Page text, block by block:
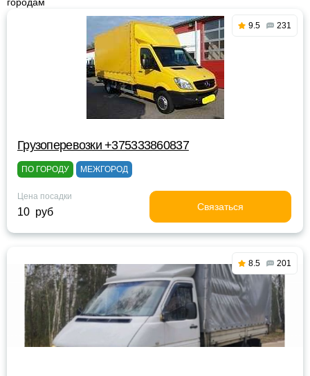
9.5 231
Грузоперевозки +375333860837
ПО ГОРОДУ МЕЖГОРОД
Цена посадки
10 руб Связаться
8.5 201